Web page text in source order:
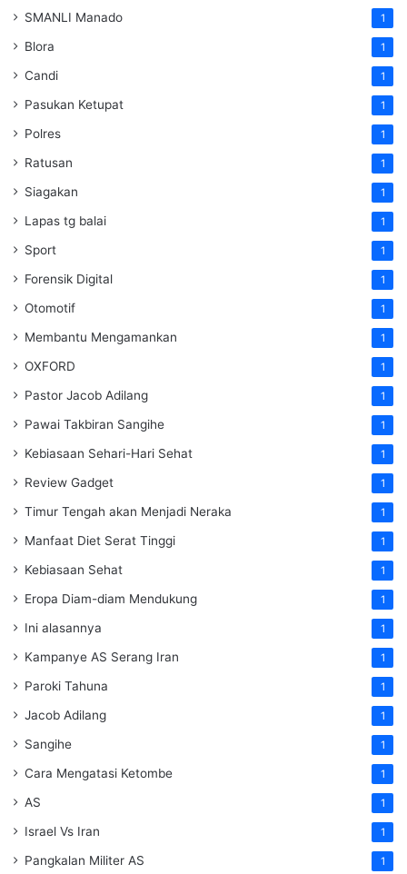
SMANLI Manado 1
Blora 1
Candi 1
Pasukan Ketupat 1
Polres 1
Ratusan 1
Siagakan 1
Lapas tg balai 1
Sport 1
Forensik Digital 1
Otomotif 1
Membantu Mengamankan 1
OXFORD 1
Pastor Jacob Adilang 1
Pawai Takbiran Sangihe 1
Kebiasaan Sehari-Hari Sehat 1
Review Gadget 1
Timur Tengah akan Menjadi Neraka 1
Manfaat Diet Serat Tinggi 1
Kebiasaan Sehat 1
Eropa Diam-diam Mendukung 1
Ini alasannya 1
Kampanye AS Serang Iran 1
Paroki Tahuna 1
Jacob Adilang 1
Sangihe 1
Cara Mengatasi Ketombe 1
AS 1
Israel Vs Iran 1
Pangkalan Militer AS 1